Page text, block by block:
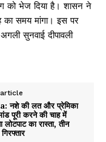
को भेज दिया है। शासन ने
का समय मांगा। इस पर
सुनवाई दीपावली
नशे की लत और प्रेमिका
पूरी करने की चाह में
लोटपाट का रास्ता, तीन